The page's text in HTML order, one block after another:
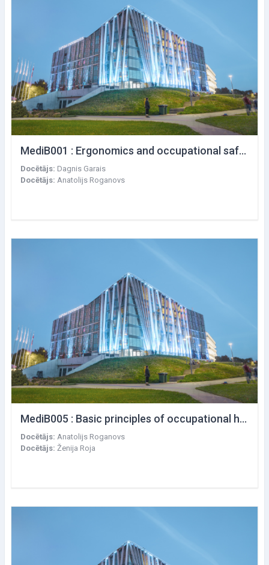
MediB001 : Ergonomics and occupational safety culture
Docētājs: Dagnis Garais
Docētājs: Anatolijs Roganovs
MediB005 : Basic principles of occupational health and occupational hygiene
Docētājs: Anatolijs Roganovs
Docētājs: Ženija Roja